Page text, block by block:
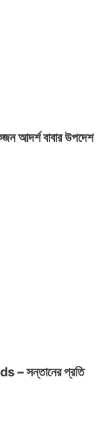
বাবার উপদেশ
সন্তানের প্রতি